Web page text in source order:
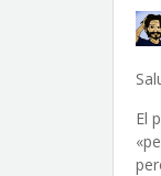
El